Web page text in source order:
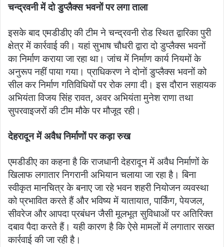
चन्द्रवनी में दो डुप्लैक्स भवनों पर लगा ताला
इसके बाद एमडीडीए की टीम ने चन्द्रवनी रोड स्थित द्वारिका पुरी
क्षेत्र में कार्रवाई की। यहां सुभाष चौधरी द्वारा दो डुप्लैक्स भवनों
का निर्माण कराया जा रहा था। जांच में निर्माण कार्य नियमों के
अनुरूप नहीं पाया गया। प्राधिकरण ने दोनों डुप्लैक्स भवनों को
सील कर निर्माण गतिविधियों पर रोक लगा दी। इस दौरान सहायक
अभियंता विजय सिंह रावत, अवर अभियंता मुनेश राणा तथा
सुपरवाइजरों की टीम मौके पर मौजूद रही।
देहरादून में अवैध निर्माणों पर कड़ा रुख
एमडीडीए का कहना है कि राजधानी देहरादून में अवैध निर्माणों के
खिलाफ लगातार निगरानी अभियान चलाया जा रहा है। बिना
स्वीकृत मानचित्र के बनाए जा रहे भवन शहरी नियोजन व्यवस्था
को प्रभावित करते हैं और भविष्य में यातायात, पार्किंग, पेयजल,
सीवरेज और आपदा प्रबंधन जैसी मूलभूत सुविधाओं पर अतिरिक्त
दबाव पैदा करते हैं। यही कारण है कि ऐसे मामलों में लगातार सख्त
कार्रवाई की जा रही है।